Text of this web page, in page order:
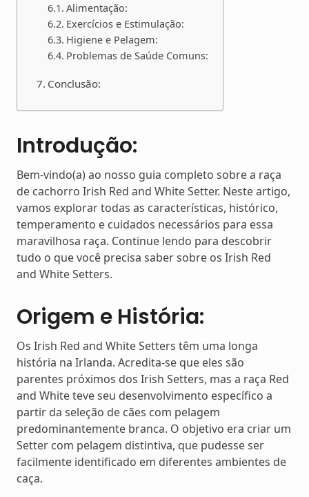
Alimentação:
Exercícios e Estimulação:
Higiene e Pelagem:
Problemas de Saúde Comuns:
Conclusão:
Introdução:
Bem-vindo(a) ao nosso guia completo sobre a raça
de cachorro Irish Red and White Setter. Neste artigo,
vamos explorar todas as características, histórico,
temperamento e cuidados necessários para essa
maravilhosa raça. Continue lendo para descobrir
tudo o que você precisa saber sobre os Irish Red
and White Setters.
Origem e História:
Os Irish Red and White Setters têm uma longa
história na Irlanda. Acredita-se que eles são
parentes próximos dos Irish Setters, mas a raça Red
and White teve seu desenvolvimento específico a
partir da seleção de cães com pelagem
predominantemente branca. O objetivo era criar um
Setter com pelagem distintiva, que pudesse ser
facilmente identificado em diferentes ambientes de
caça.